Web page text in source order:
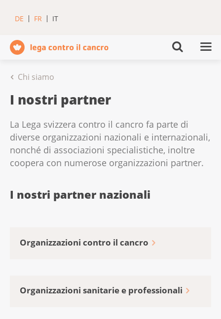
DE FR IT
Chi siamo
I nostri partner
La Lega svizzera contro il cancro fa parte di
diverse organizzazioni nazionali e internazionali,
nonché di associazioni specialistiche, inoltre
coopera con numerose organizzazioni partner.
I nostri partner nazionali
Organizzazioni contro il cancro
Organizzazioni sanitarie e professionali